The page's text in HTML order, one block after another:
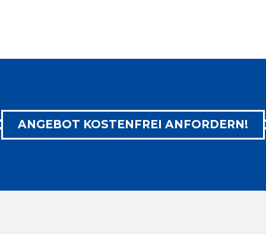
ANGEBOT KOSTENFREI ANFORDERN!